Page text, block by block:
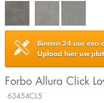
Binnen 24 uur een
Upload hier uw
Forbo Allura Click
63454CL5